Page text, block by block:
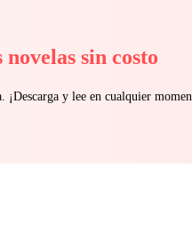
novelas sin costo
¡Descarga y lee en cualquier